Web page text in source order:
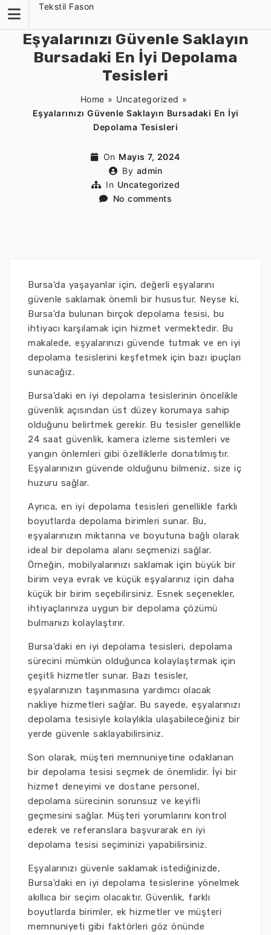
content
Tekstil Fason
Eşyalarınızı Güvenle Saklayın
Bursadaki En İyi Depolama
Tesisleri
Home » Uncategorized »
Eşyalarınızı Güvenle Saklayın Bursadaki En İyi
Depolama Tesisleri
On Mayıs 7, 2024
By admin
In Uncategorized
No comments
Bursa'da yaşayanlar için, değerli eşyalarını
güvenle saklamak önemli bir husustur. Neyse ki,
Bursa'da bulunan birçok depolama tesisi, bu
ihtiyacı karşılamak için hizmet vermektedir. Bu
makalede, eşyalarınızı güvende tutmak ve en iyi
depolama tesislerini keşfetmek için bazı ipuçları
sunacağız.
Bursa'daki en iyi depolama tesislerinin öncelikle
güvenlik açısından üst düzey korumaya sahip
olduğunu belirtmek gerekir. Bu tesisler genellikle
24 saat güvenlik, kamera izleme sistemleri ve
yangın önlemleri gibi özelliklerle donatılmıştır.
Eşyalarınızın güvende olduğunu bilmeniz, size iç
huzuru sağlar.
Ayrıca, en iyi depolama tesisleri genellikle farklı
boyutlarda depolama birimleri sunar. Bu,
eşyalarınızın miktarına ve boyutuna bağlı olarak
ideal bir depolama alanı seçmenizi sağlar.
Örneğin, mobilyalarınızı saklamak için büyük bir
birim veya evrak ve küçük eşyalarınız için daha
küçük bir birim seçebilirsiniz. Esnek seçenekler,
ihtiyaçlarınıza uygun bir depolama çözümü
bulmanızı kolaylaştırır.
Bursa'daki en iyi depolama tesisleri, depolama
sürecini mümkün olduğunca kolaylaştırmak için
çeşitli hizmetler sunar. Bazı tesisler,
eşyalarınızın taşınmasına yardımcı olacak
nakliye hizmetleri sağlar. Bu sayede, eşyalarınızı
depolama tesisiyle kolaylıkla ulaşabileceğiniz bir
yerde güvenle saklayabilirsiniz.
Son olarak, müşteri memnuniyetine odaklanan
bir depolama tesisi seçmek de önemlidir. İyi bir
hizmet deneyimi ve dostane personel,
depolama sürecinin sorunsuz ve keyifli
geçmesini sağlar. Müşteri yorumlarını kontrol
ederek ve referanslara başvurarak en iyi
depolama tesisi seçiminizi yapabilirsiniz.
Eşyalarınızı güvenle saklamak istediğinizde,
Bursa'daki en iyi depolama tesislerine yönelmek
akıllıca bir seçim olacaktır. Güvenlik, farklı
boyutlarda birimler, ek hizmetler ve müşteri
memnuniyeti gibi faktörleri göz önünde